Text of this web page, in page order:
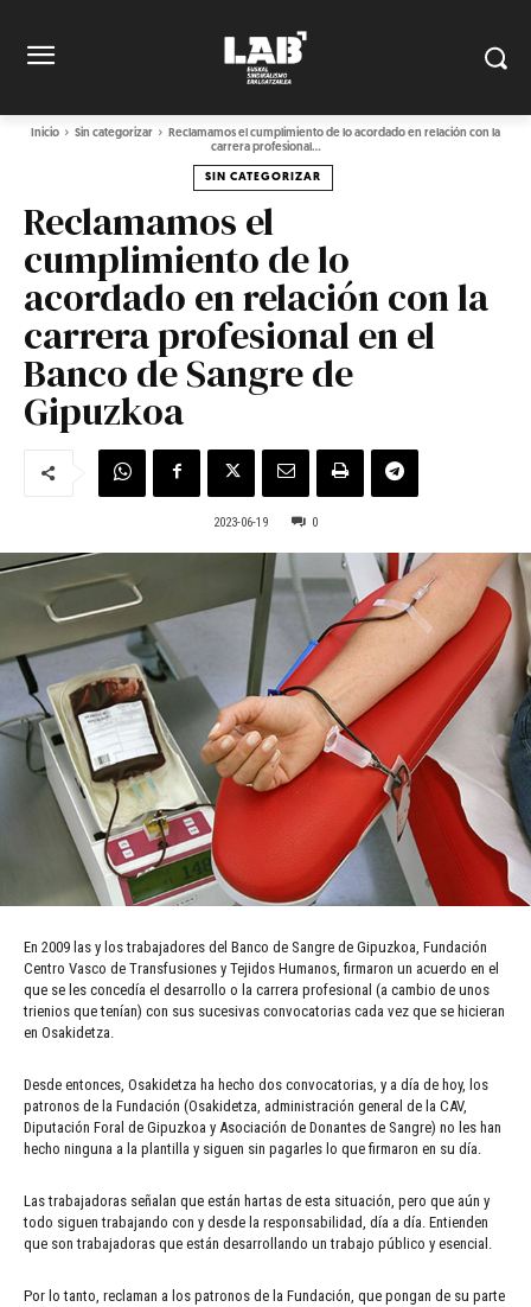
Inicio Sin categorizar
Reclamamos el cumplimiento de lo acordado en relación con la
carrera profesional...
SIN CATEGORIZAR
Reclamamos el
cumplimiento de lo
acordado en relación con la
carrera profesional en el
Banco de Sangre de
Gipuzkoa
2023-06-19 0
En 2009 las y los trabajadores del Banco de Sangre de Gipuzkoa, Fundación
Centro Vasco de Transfusiones y Tejidos Humanos, firmaron un acuerdo en el
que se les concedía el desarrollo o la carrera profesional (a cambio de unos
trienios que tenían) con sus sucesivas convocatorias cada vez que se hicieran
en Osakidetza.
Desde entonces, Osakidetza ha hecho dos convocatorias, y a día de hoy, los
patronos de la Fundación (Osakidetza, administración general de la CAV,
Diputación Foral de Gipuzkoa y Asociación de Donantes de Sangre) no les han
hecho ninguna a la plantilla y siguen sin pagarles lo que firmaron en su día.
Las trabajadoras señalan que están hartas de esta situación, pero que aún y
todo siguen trabajando con y desde la responsabilidad, día a día. Entienden
que son trabajadoras que están desarrollando un trabajo público y esencial.
Por lo tanto, reclaman a los patronos de la Fundación, que pongan de su parte